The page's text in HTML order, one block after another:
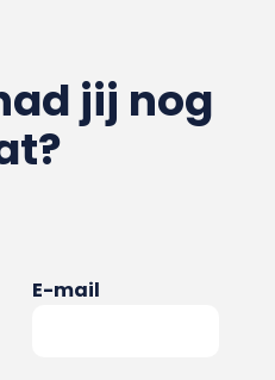
jij nog
E-mail